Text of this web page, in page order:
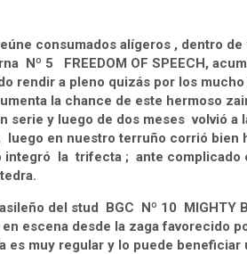
consumados alígeros , dentro
Nº 5 FREEDOM OF SPEECH,
rendir a pleno quizás por los
la chance de este hermoso
serie y luego de dos meses volvió
en nuestro terruño corrió bien
integró la trifecta ; ante complicado
del stud BGC Nº 10 MIGHTY
escena desde la zaga favorecido
es muy regular y lo puede